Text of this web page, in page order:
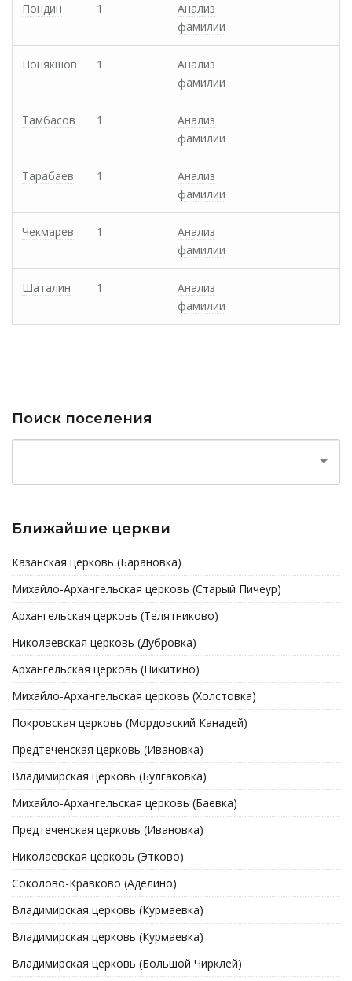
Пондин 1
Анализ
фамилии
Понякшов 1
Анализ
фамилии
Тамбасов 1
Анализ
фамилии
Тарабаев 1
Анализ
фамилии
Чекмарев 1
Анализ
фамилии
Шаталин 1
Анализ
фамилии
Поиск поселения
Ближайшие церкви
Казанская церковь (Барановка)
Михайло-Архангельская церковь (Старый Пичеур)
Архангельская церковь (Телятниково)
Николаевская церковь (Дубровка)
Архангельская церковь (Никитино)
Михайло-Архангельская церковь (Холстовка)
Покровская церковь (Мордовский Канадей)
Предтеченская церковь (Ивановка)
Владимирская церковь (Булгаковка)
Михайло-Архангельская церковь (Баевка)
Предтеченская церковь (Ивановка)
Николаевская церковь (Этково)
Соколово-Кравково (Аделино)
Владимирская церковь (Курмаевка)
Владимирская церковь (Курмаевка)
Владимирская церковь (Большой Чирклей)